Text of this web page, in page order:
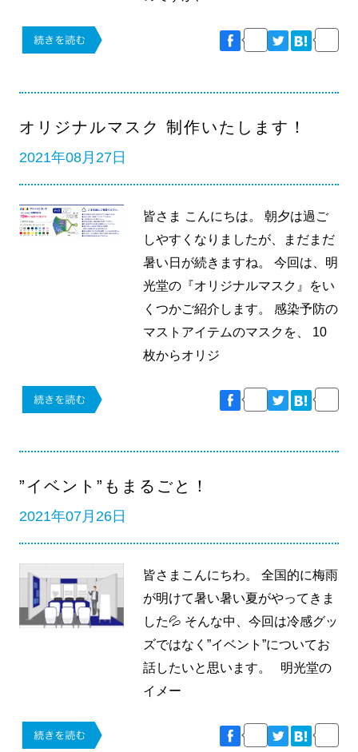
オリジナルマスク 制作いたします！
2021年08月27日
皆さま こんにちは。 朝夕は過ご
しやすくなりましたが、まだまだ
暑い日が続きますね。 今回は、明
光堂の『オリジナルマスク』をい
くつかご紹介します。 感染予防の
マストアイテムのマスクを、 10
枚からオリジ
”イベント”もまるごと！
2021年07月26日
皆さまこんにちわ。 全国的に梅雨
が明けて暑い暑い夏がやってきま
した💦 そんな中、今回は冷感グッ
ズではなく”イベント”についてお
話したいと思います。 明光堂の
イメー